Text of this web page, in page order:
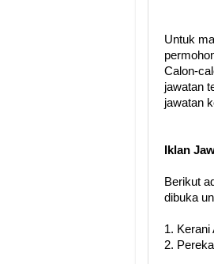
Untuk
Calon-
jawatan
jawatan
Iklan
Berikut
dibuka
1. Kerani
2. Pereka